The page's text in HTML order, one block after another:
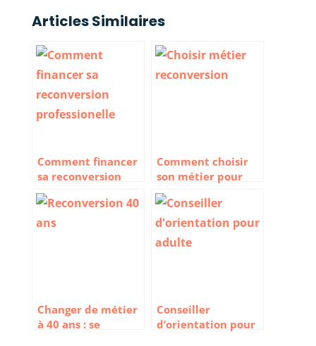
Articles Similaires
Comment financer
sa reconversion
professionnelle ?
Comment choisir
son métier pour
une reconversion
professionnelle
Changer de métier
à 40 ans : se
Conseiller
d’orientation pour